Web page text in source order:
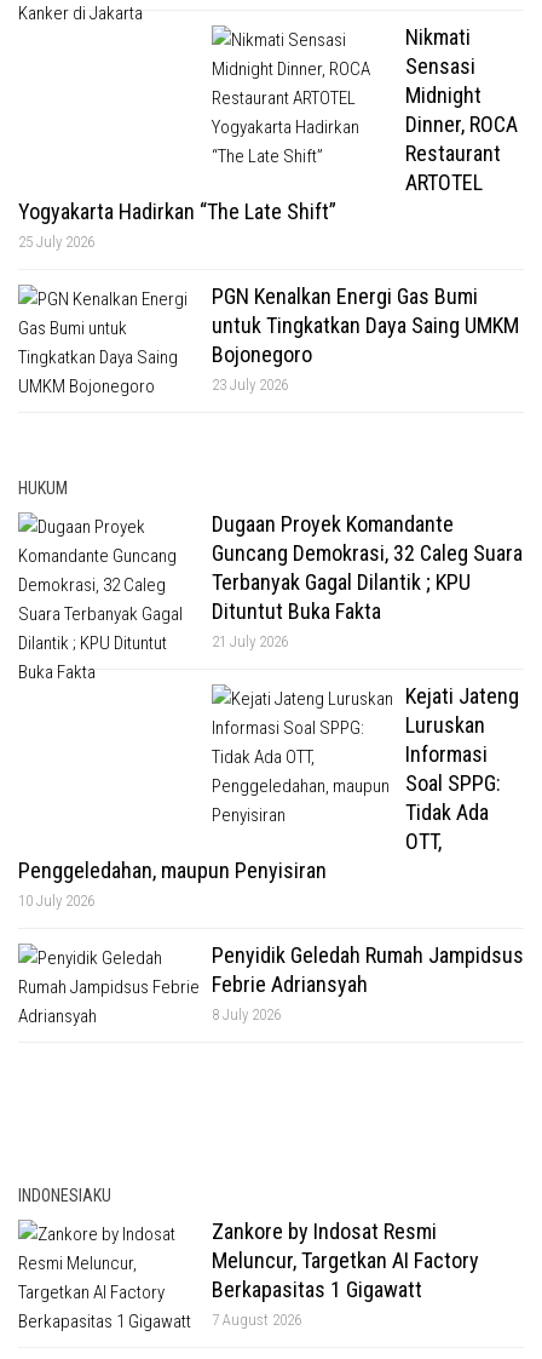
Nikmati
Sensasi
Midnight
Dinner, ROCA
Restaurant
ARTOTEL
Yogyakarta Hadirkan “The Late Shift”
25 July 2026
PGN Kenalkan Energi Gas Bumi
untuk Tingkatkan Daya Saing UMKM
Bojonegoro
23 July 2026
HUKUM
Dugaan Proyek Komandante
Guncang Demokrasi, 32 Caleg Suara
Terbanyak Gagal Dilantik ; KPU
Dituntut Buka Fakta
21 July 2026
Kejati Jateng
Luruskan
Informasi
Soal SPPG:
Tidak Ada
OTT,
Penggeledahan, maupun Penyisiran
10 July 2026
Penyidik Geledah Rumah Jampidsus
Febrie Adriansyah
8 July 2026
INDONESIAKU
Zankore by Indosat Resmi
Meluncur, Targetkan AI Factory
Berkapasitas 1 Gigawatt
7 August 2026